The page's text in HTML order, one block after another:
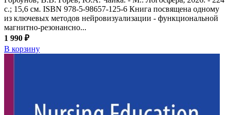
с.; 15,6 см. ISBN 978-5-98657-125-6 Книга посвящена одному
из ключевых методов нейровизуализации - функциональной
магнитно-резонансно...
1 990 ₽
В корзину